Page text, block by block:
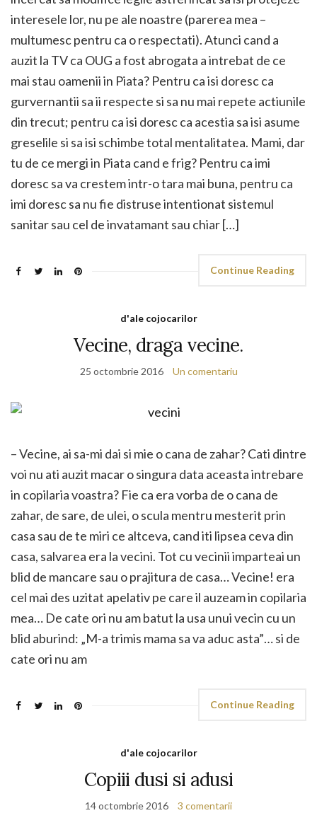
interesele lor, nu pe ale noastre (parerea mea –
multumesc pentru ca o respectati). Atunci cand a
auzit la TV ca OUG a fost abrogata a intrebat de ce
mai stau oamenii in Piata? Pentru ca isi doresc ca
gurvernantii sa ii respecte si sa nu mai repete actiunile
din trecut; pentru ca isi doresc ca acestia sa isi asume
greselile si sa isi schimbe total mentalitatea. Mami, dar
tu de ce mergi in Piata cand e frig? Pentru ca imi
doresc sa va crestem intr-o tara mai buna, pentru ca
imi doresc sa nu fie distruse intentionat sistemul
sanitar sau cel de invatamant sau chiar […]
Continue Reading
d'ale cojocarilor
Vecine, draga vecine.
25 octombrie 2016 Un comentariu
– Vecine, ai sa-mi dai si mie o cana de zahar? Cati dintre
voi nu ati auzit macar o singura data aceasta intrebare
in copilaria voastra? Fie ca era vorba de o cana de
zahar, de sare, de ulei, o scula mentru mesterit prin
casa sau de te miri ce altceva, cand iti lipsea ceva din
casa, salvarea era la vecini. Tot cu vecinii imparteai un
blid de mancare sau o prajitura de casa… Vecine! era
cel mai des uzitat apelativ pe care il auzeam in copilaria
mea… De cate ori nu am batut la usa unui vecin cu un
blid aburind: „M-a trimis mama sa va aduc asta”… si de
cate ori nu am
Continue Reading
d'ale cojocarilor
Copiii dusi si adusi
14 octombrie 2016 3 comentarii